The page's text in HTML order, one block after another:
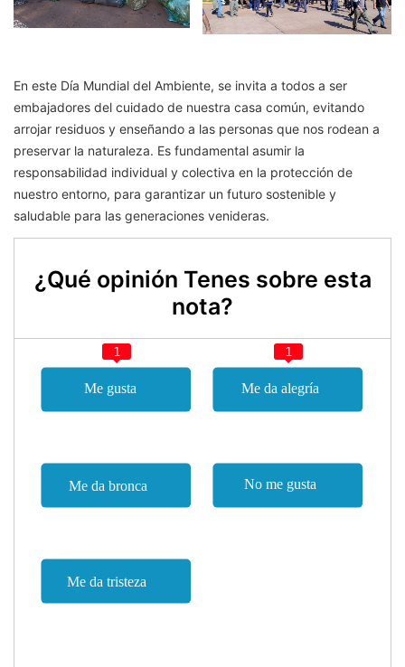
En este Día Mundial del Ambiente, se invita a todos a ser
embajadores del cuidado de nuestra casa común, evitando
arrojar residuos y enseñando a las personas que nos rodean a
preservar la naturaleza. Es fundamental asumir la
responsabilidad individual y colectiva en la protección de
nuestro entorno, para garantizar un futuro sostenible y
saludable para las generaciones venideras.
¿Qué opinión Tenes sobre esta
nota?
1 1